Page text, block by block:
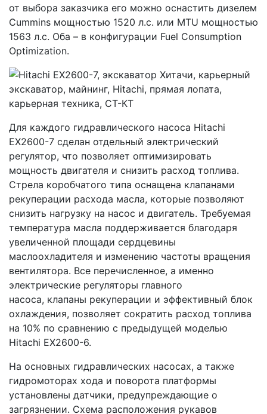
от выбора заказчика его можно оснастить дизелем
Cummins мощностью 1520 л.с. или MTU мощностью
1563 л.с. Оба – в конфигурации Fuel Consumption
Optimization.
Для каждого гидравлического насоса Hitachi
EX2600-7 сделан отдельный электрический
регулятор, что позволяет оптимизировать
мощность двигателя и снизить расход топлива.
Стрела коробчатого типа оснащена клапанами
рекуперации расхода масла, которые позволяют
снизить нагрузку на насос и двигатель. Требуемая
температура масла поддерживается благодаря
увеличенной площади сердцевины
маслоохладителя и изменению частоты вращения
вентилятора. Все перечисленное, а именно
электрические регуляторы главного
насоса, клапаны рекуперации и эффективный блок
охлаждения, позволяет сократить расход топлива
на 10% по сравнению с предыдущей моделью
Hitachi EX2600-6.
На основных гидравлических насосах, а также
гидромоторах хода и поворота платформы
установлены датчики, предупреждающие о
загрязнении. Схема расположения рукавов